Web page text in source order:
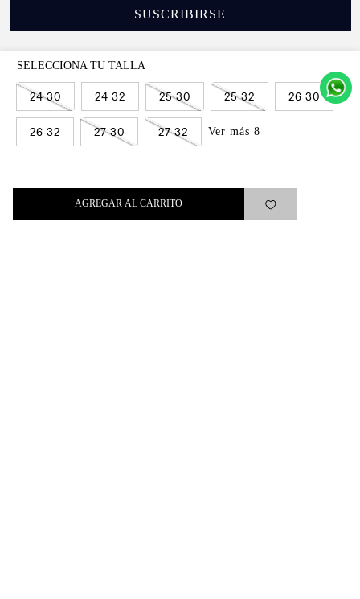
24 30 24 32 25 30 25 32 26 30
26 32 27 30 27 32 Ver más 8
AGREGAR AL CARRITO
SUSCRIBIRSE
Levi's®